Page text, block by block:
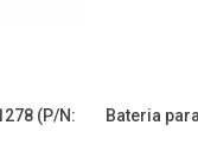
(P/N:
Bateria